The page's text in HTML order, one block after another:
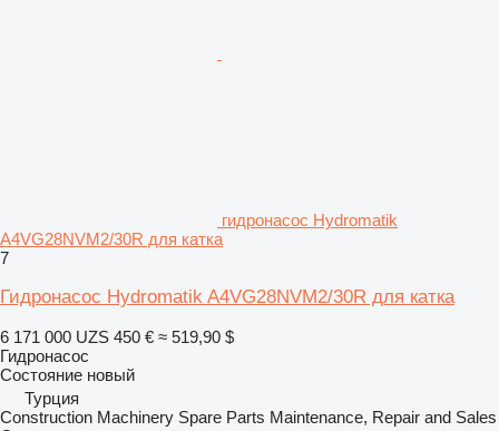
гидронасос Hydromatik
A4VG28NVM2/30R для катка
7
Гидронасос Hydromatik A4VG28NVM2/30R для катка
6 171 000 UZS 450 € ≈ 519,90 $
Гидронасос
Состояние новый
Турция
Construction Machinery Spare Parts Maintenance, Repair and Sales